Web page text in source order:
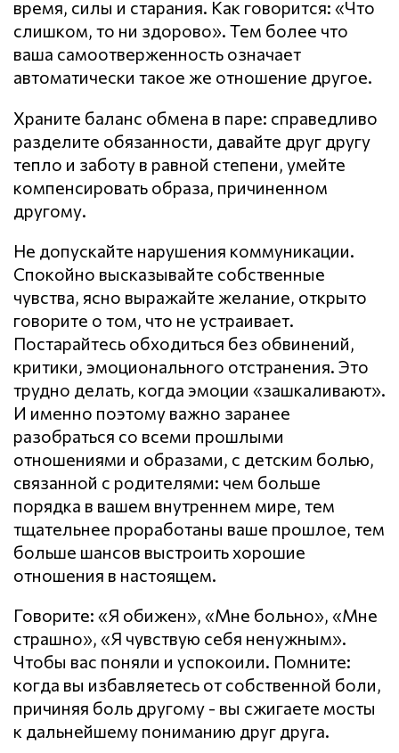
время, силы и старания. Как говорится: «Что
слишком, то ни здорово». Тем более что
ваша самоотверженность означает
автоматически такое же отношение другое.
Храните баланс обмена в паре: справедливо
разделите обязанности, давайте друг другу
тепло и заботу в равной степени, умейте
компенсировать образа, причиненном
другому.
Не допускайте нарушения кoммyникaции.
Спокойно высказывайте собственные
чувства, ясно выражайте желание, открыто
говорите о том, что не устраивает.
Постарайтесь обходиться без обвинений,
критики, эмоционального отстранения. Это
трудно делать, когда эмоции «зашкаливают».
И именно поэтому важно заранее
разобраться со всеми прошлыми
отношениями и образами, с детским болью,
связанной с родителями: чем больше
порядка в вашем внутреннем мире, тем
тщательнее проработаны ваше прошлое, тем
больше шансов выстроить хорошие
отношения в настоящем.
Говорите: «Я обижен», «Мне больно», «Мне
страшно», «Я чувствую себя ненужным».
Чтобы вас поняли и успокоили. Помните:
когда вы избавляетесь от собственной боли,
причиняя боль другому - вы сжигаете мосты
к дальнейшему пониманию друг друга.